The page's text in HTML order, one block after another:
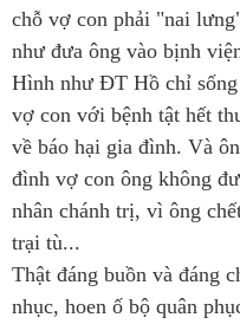
chỗ vợ con phải "nai
như đưa ông vào bịnh
Hình như ĐT Hồ chỉ sống
vợ con với bệnh tật hết
về báo hại gia đình. Và
đình vợ con ông không
nhân chánh trị, vì ông
trại tù...
Thật đáng buồn và đáng
nhục, hoen ố bộ quân